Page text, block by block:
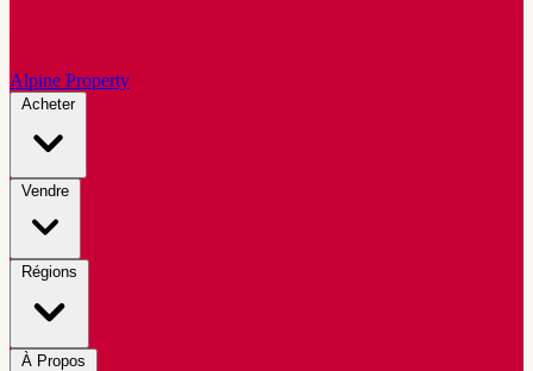
Alpine Property
Acheter
Vendre
Régions
À Propos